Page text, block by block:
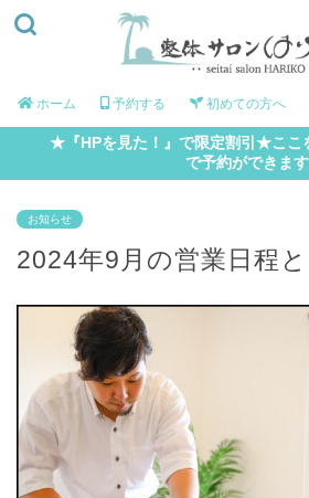
ホーム 予約する 初めての方へ
★『HPを見た！』で限定割引★ここ
で予約ができます
お知らせ
2024年9月の営業日程